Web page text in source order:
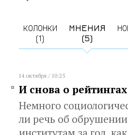
КОЛОНКИ
(1)
МНЕНИЯ
(5)
14 октября / 10:25
И снова о рейтингах
Немного
ли речь об